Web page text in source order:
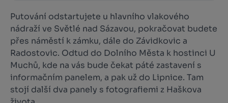
Putování odstartujete u hlavního vlakového
nádraží ve Světlé nad Sázavou, pokračovat budete
přes náměstí k zámku, dále do Závidkovic a
Radostovic. Odtud do Dolního Města k hostinci U
Muchů, kde na vás bude čekat páté zastavení s
informačním panelem, a pak už do Lipnice. Tam
stojí další dva panely s fotografiemi z Haškova